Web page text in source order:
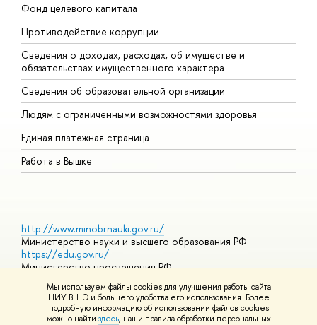
Мы используем файлы cookies для улучшения работы сайта
НИУ ВШЭ и большего удобства его использования. Более
подробную информацию об использовании файлов cookies
можно найти здесь, наши правила обработки персональных
Фонд целевого капитала
Противодействие коррупции
Сведения о доходах, расходах, об имуществе и
обязательствах имущественного характера
Сведения об образовательной организации
Людям с ограниченными возможностями здоровья
Единая платежная страница
Работа в Вышке
http://www.minobrnauki.gov.ru/
Министерство науки и высшего образования РФ
https://edu.gov.ru/
Министерство просвещения РФ
https://elearning.hse.ru/mooc
Массовые открытые онлайн-курсы